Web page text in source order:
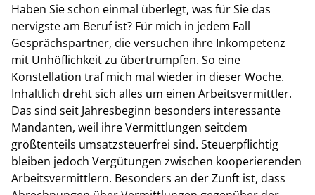
Haben Sie schon einmal überlegt, was für Sie das
nervigste am Beruf ist? Für mich in jedem Fall
Gesprächspartner, die versuchen ihre Inkompetenz
mit Unhöflichkeit zu übertrumpfen. So eine
Konstellation traf mich mal wieder in dieser Woche.
Inhaltlich dreht sich alles um einen Arbeitsvermittler.
Das sind seit Jahresbeginn besonders interessante
Mandanten, weil ihre Vermittlungen seitdem
größtenteils umsatzsteuerfrei sind. Steuerpflichtig
bleiben jedoch Vergütungen zwischen kooperierenden
Arbeitsvermittlern. Besonders an der Zunft ist, dass